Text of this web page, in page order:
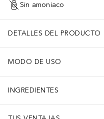
Sin amoniaco
DETALLES DEL PRODUCTO
MODO DE USO
INGREDIENTES